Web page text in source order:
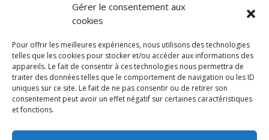
Gérer le consentement aux
cookies
Pour offrir les meilleures expériences, nous utilisons des technologies
telles que les cookies pour stocker et/ou accéder aux informations des
appareils. Le fait de consentir à ces technologies nous permettra de
traiter des données telles que le comportement de navigation ou les ID
uniques sur ce site. Le fait de ne pas consentir ou de retirer son
consentement peut avoir un effet négatif sur certaines caractéristiques
et fonctions.
Newsletter & Presse
Partenaires Tarifs